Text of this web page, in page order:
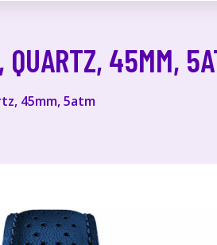
QUARTZ, 45MM,
45mm, 5atm